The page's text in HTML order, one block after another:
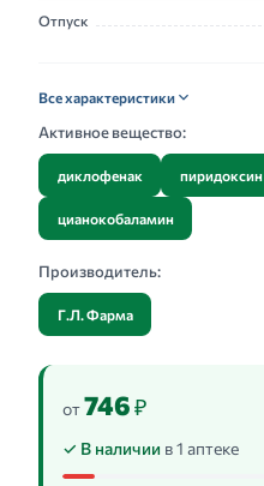
Отпуск
Все характеристики
Активное вещество:
диклофенак пиридоксин
цианокобаламин
Производитель:
Г.Л. Фарма
от746₽
✓ В наличии в 1 аптеке